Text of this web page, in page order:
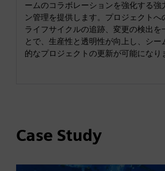
ームのコラボレーションを強化する強
ン管理を提供します。プロジェクトへ
ライフサイクルの追跡、変更の検出を
とで、生産性と透明性が向上し、シー
的なプロジェクトの更新が可能になり
Case Study